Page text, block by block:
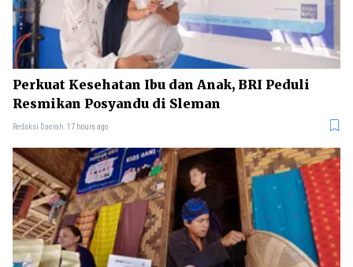
Perkuat Kesehatan Ibu dan Anak, BRI Peduli
Resmikan Posyandu di Sleman
Redaksi Daerah 17 hours ago